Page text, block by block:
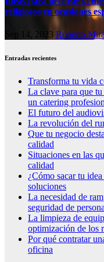
religiosos en ocasiones
Sep 14, 2023 Roberto
Entradas recientes
Transforma tu vida
La clave para que tu empresa marque la diferencia, contrata
un catering
El futuro del
La revolución del
Que tu negocio destaque gracias a un trabajo de rotulación de
calidad
Situaciones en las que necesitas acudir a un osteópata de
calidad
¿Cómo sacar tu idea al mercado? Art Aurea Studio tiene las
soluciones
La necesidad de rampas accesibles de calidad para la
seguridad de
La limpieza de equipos industriales como factor clave en la
optimización de los
Por qué contratar una empresa de limpieza profesional para la
oficina